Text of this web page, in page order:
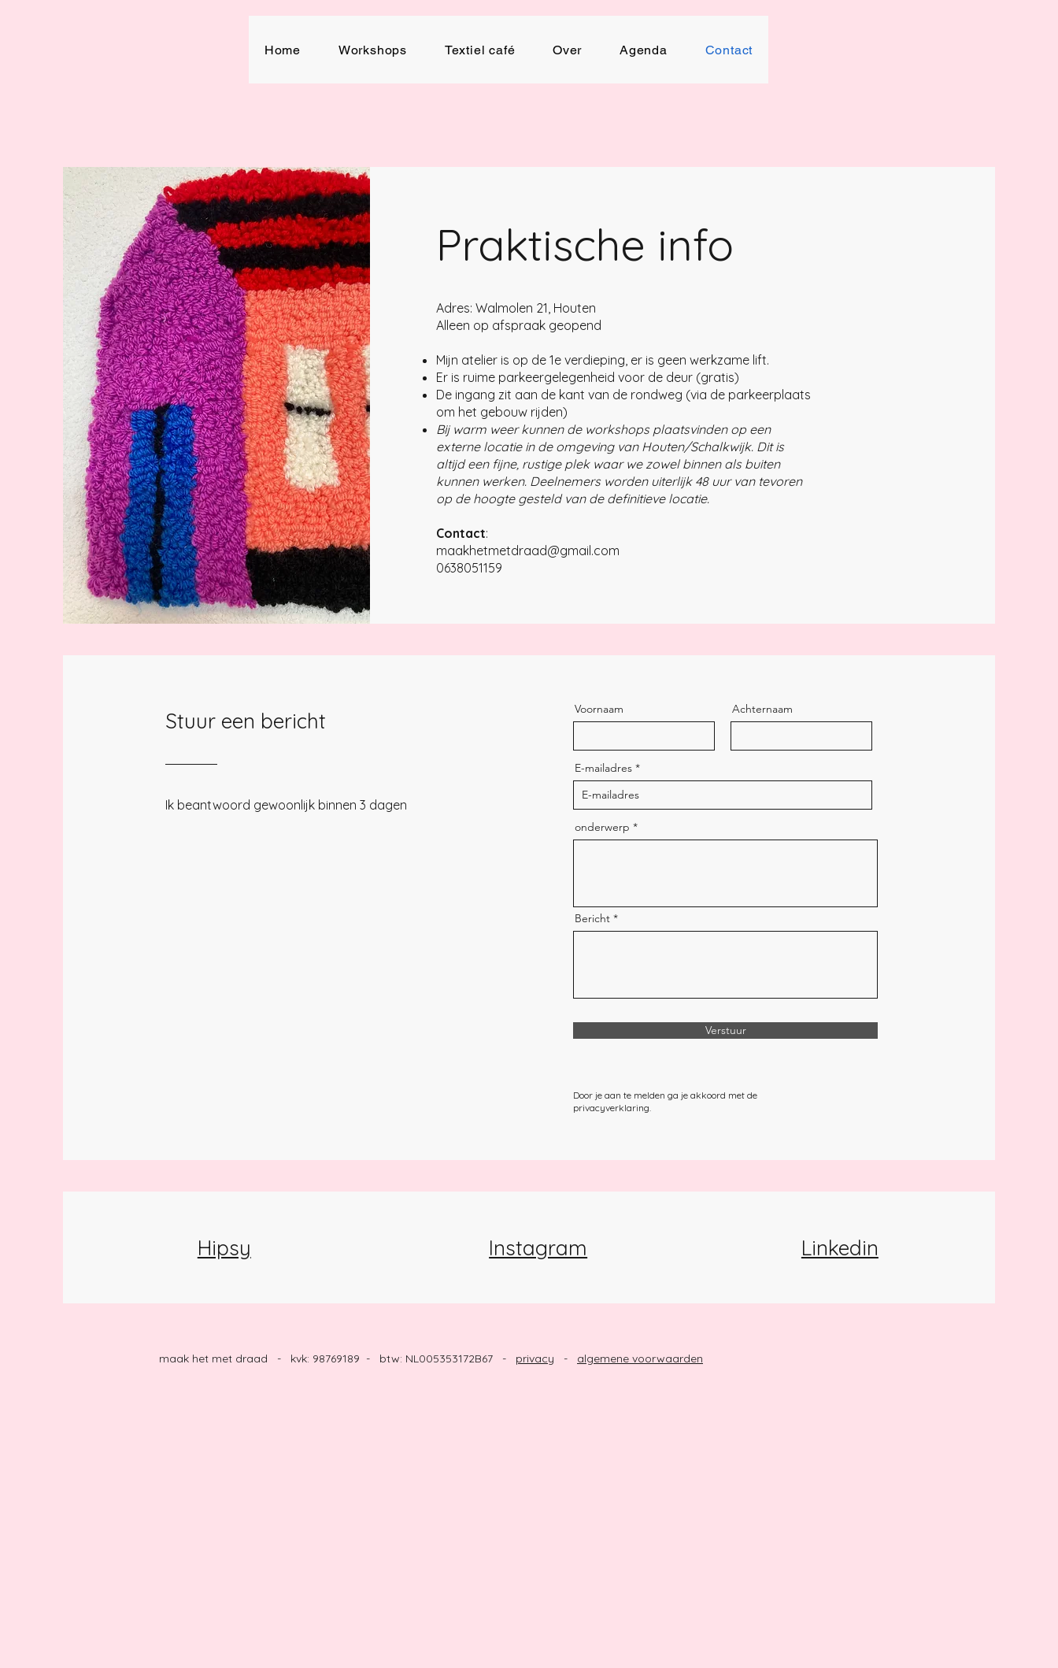
Home Workshops Textiel café Over Agenda Contact
Praktische info
Adres:​ Walmolen 21, Houten
Alleen op afspraak geopend
Mijn atelier is op de 1e verdieping, er is geen werkzame lift.
Er is ruime parkeergelegenheid voor de deur (gratis)
De ingang zit aan de kant van de rondweg (via de parkeerplaats
om het gebouw rijden)
Bij warm weer kunnen de workshops plaatsvinden op een
externe locatie in de omgeving van Houten/Schalkwijk. Dit is
altijd een fijne, rustige plek waar we zowel binnen als buiten
kunnen werken. Deelnemers worden uiterlijk 48 uur van tevoren
op de hoogte gesteld van de definitieve locatie.
Contact:
maakhetmetdraad@gmail.com
0638051159
Stuur een bericht
Ik beantwoord gewoonlijk binnen 3 dagen
Voornaam Achternaam
E-mailadres
onderwerp
Bericht
Verstuur
Door je aan te melden ga je akkoord met de
privacyverklaring.
Hipsy Instagram Linkedin
maak het met draad - kvk: 98769189 - btw: NL005353172B67 - privacy - algemene voorwaarden